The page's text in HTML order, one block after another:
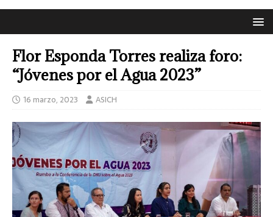
Flor Esponda Torres realiza foro:
“Jóvenes por el Agua 2023”
16 marzo, 2023 ASICH